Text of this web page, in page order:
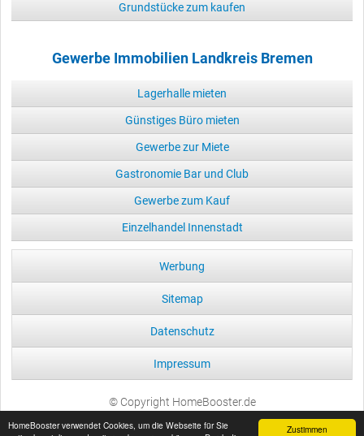
Zustimmen
HomeBooster verwendet Cookies, um die Webseite für Sie
Grundstücke zum kaufen
Gewerbe Immobilien Landkreis Bremen
Lagerhalle mieten
Günstiges Büro mieten
Gewerbe zur Miete
Gastronomie Bar und Club
Gewerbe zum Kauf
Einzelhandel Innenstadt
Werbung
Sitemap
Datenschutz
Impressum
© Copyright HomeBooster.de